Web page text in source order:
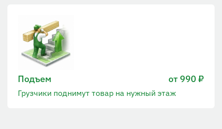
Подъем от 990 ₽
Грузчики поднимут товар на нужный этаж